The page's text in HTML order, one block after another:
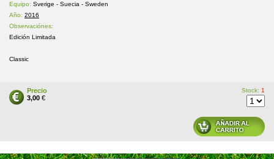
Equipo: Sverige - Suecia - Sweden
Año: 2016
Observaciónes:
Edición Limitada
Classic
Precio
3,00 €
Stock: 1